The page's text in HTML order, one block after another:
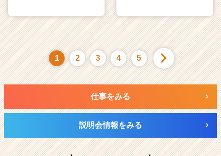
1 2 3 4 5
仕事をみる
説明会情報をみる